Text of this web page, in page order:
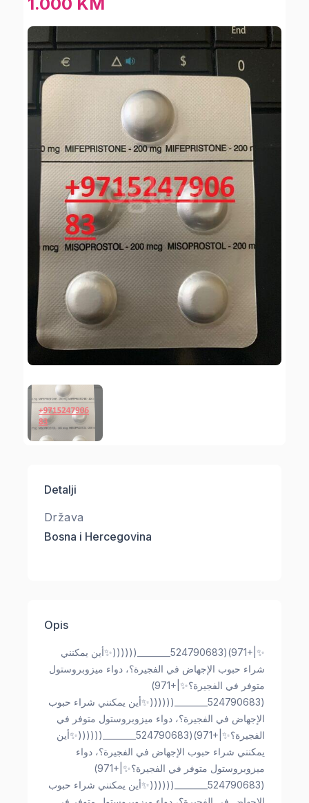
Detalji
Država
Bosna i Hercegovina
Opis
✨|+971)(524790683________((((((✨أين يمكنني
شراء حبوب الإجهاض في الفجيرة؟، دواء ميزوبروستول
متوفر في الفجيرة؟✨|+971)
(524790683________((((((✨أين يمكنني شراء حبوب
الإجهاض في الفجيرة؟، دواء ميزوبروستول متوفر في
الفجيرة؟✨|+971)(524790683________((((((✨أين
يمكنني شراء حبوب الإجهاض في الفجيرة؟، دواء
ميزوبروستول متوفر في الفجيرة؟✨|+971)
(524790683________((((((✨أين يمكنني شراء حبوب